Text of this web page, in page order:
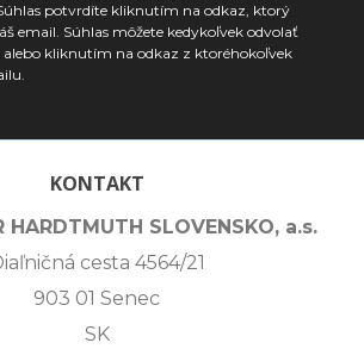
potvrdíte kliknutím na odkaz, ktorý
email. Súhlas môžete kedykoľvek odvolať
kliknutím na odkaz z ktoréhokoľvek
KONTAKT
HARDTMUTH SLOVENSKO, a.s.
cesta 4564/21
903 01 Senec
SK